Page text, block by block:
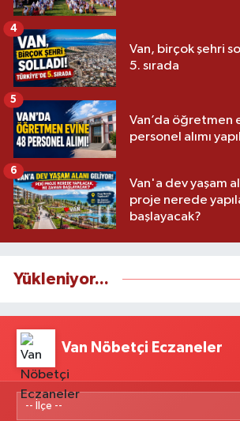
Van, birçok şehri
5. sırada
4
Van’da öğretmen
personel alımı
5
Van'a dev yaşam
proje nerede
başlayacak?
6
Yükleniyor...
Van Nöbetçi Eczaneler